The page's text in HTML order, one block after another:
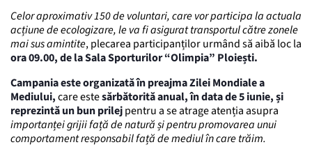
Celor aproximativ 150 de voluntari, care vor participa la actuala
acțiune de ecologizare, le va fi asigurat transportul către zonele
mai sus amintite, plecarea participanților urmând să aibă loc la
ora 09.00, de la Sala Sporturilor “Olimpia” Ploiești.
Campania este organizată în preajma Zilei Mondiale a
Mediului,care estesărbătorită anual, în data de 5 iunie, și
reprezintă un bun prilejpentru a se atrage atenția asupra
importanței grijii față de natură și pentru promovarea unui
comportament responsabil față de mediul în care trăim.